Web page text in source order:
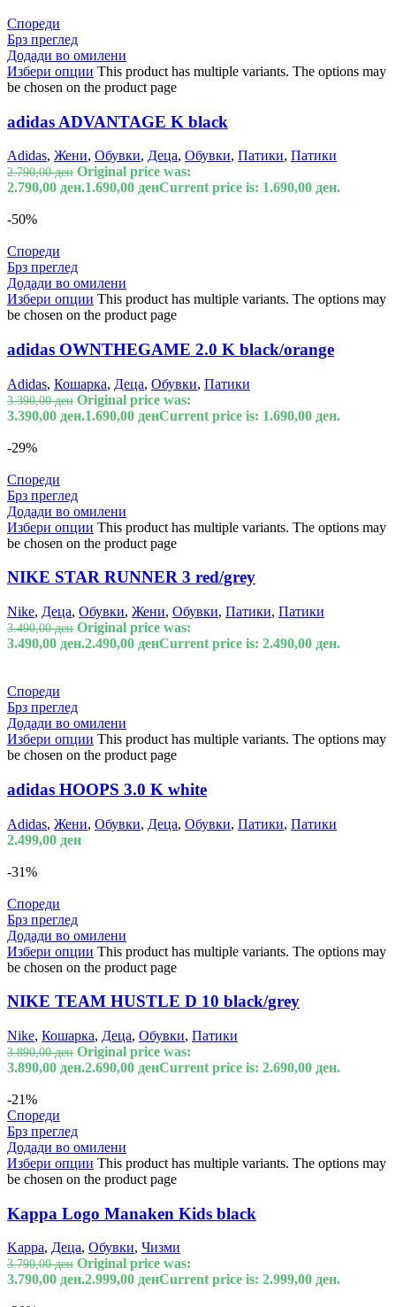
Спореди
Брз преглед
Додади во омилени
Избери опции This product has multiple variants. The options may
be chosen on the product page
adidas ADVANTAGE K black
Adidas, Жени, Обувки, Деца, Обувки, Патики, Патики
2.790,00ден Original price was:
2.790,00 ден.1.690,00 денCurrent price is: 1.690,00 ден.
-50%
Спореди
Брз преглед
Додади во омилени
Избери опции This product has multiple variants. The options may
be chosen on the product page
adidas OWNTHEGAME 2.0 K black/orange
Adidas, Кошарка, Деца, Обувки, Патики
3.390,00ден Original price was:
3.390,00 ден.1.690,00 денCurrent price is: 1.690,00 ден.
-29%
Спореди
Брз преглед
Додади во омилени
Избери опции This product has multiple variants. The options may
be chosen on the product page
NIKE STAR RUNNER 3 red/grey
Nike, Деца, Обувки, Жени, Обувки, Патики, Патики
3.490,00ден Original price was:
3.490,00 ден.2.490,00 денCurrent price is: 2.490,00 ден.
Спореди
Брз преглед
Додади во омилени
Избери опции This product has multiple variants. The options may
be chosen on the product page
adidas HOOPS 3.0 K white
Adidas, Жени, Обувки, Деца, Обувки, Патики, Патики
2.499,00 ден
-31%
Спореди
Брз преглед
Додади во омилени
Избери опции This product has multiple variants. The options may
be chosen on the product page
NIKE TEAM HUSTLE D 10 black/grey
Nike, Кошарка, Деца, Обувки, Патики
3.890,00ден Original price was:
3.890,00 ден.2.690,00 денCurrent price is: 2.690,00 ден.
-21%
Спореди
Брз преглед
Додади во омилени
Избери опции This product has multiple variants. The options may
be chosen on the product page
Kappa Logo Manaken Kids black
Kappa, Деца, Обувки, Чизми
3.790,00ден Original price was:
3.790,00 ден.2.999,00 денCurrent price is: 2.999,00 ден.